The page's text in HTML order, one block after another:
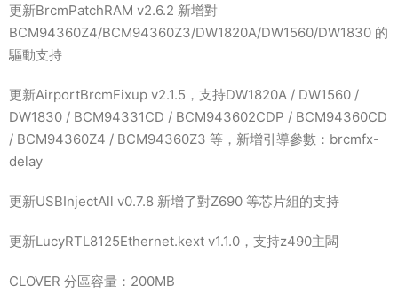
更新BrcmPatchRAM v2.6.2 新增對
BCM94360Z4/BCM94360Z3/DW1820A/DW1560/DW1830 的
驅動支持
更新AirportBrcmFixup v2.1.5，支持DW1820A / DW1560 /
DW1830 / BCM94331CD / BCM943602CDP / BCM94360CD
/ BCM94360Z4 / BCM94360Z3 等，新增引導參數：brcmfx-
delay
更新USBInjectAll v0.7.8 新增了對Z690 等芯片組的支持
更新LucyRTL8125Ethernet.kext v1.1.0，支持z490主闆
CLOVER 分區容量：200MB